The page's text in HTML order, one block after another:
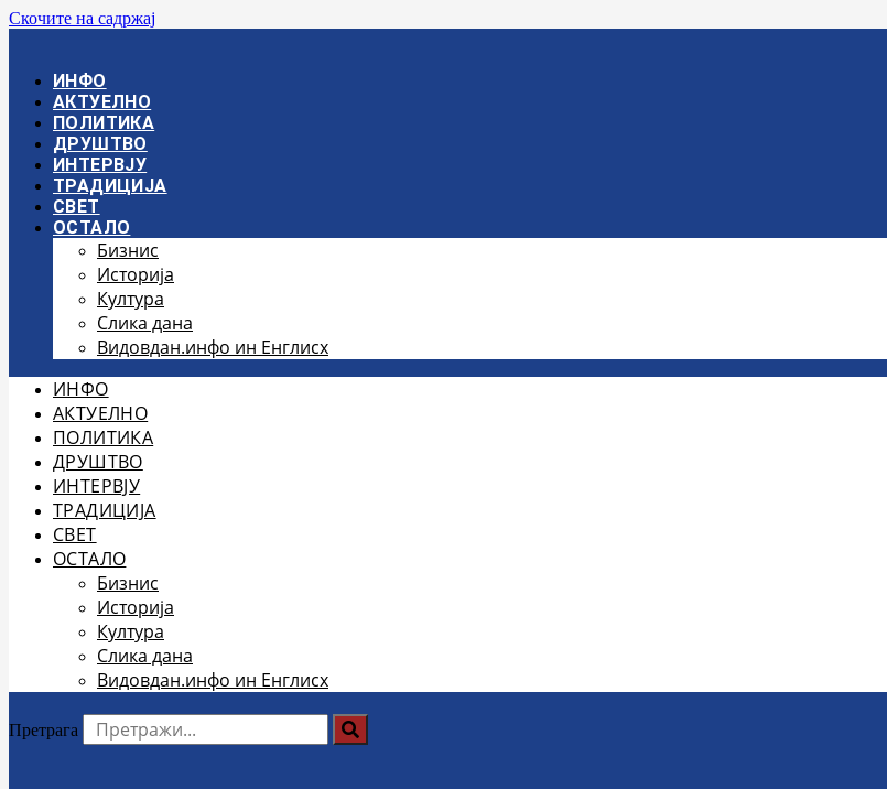
Скочите на садржај
ИНФО
АКТУЕЛНО
ПОЛИТИКА
ДРУШТВО
ИНТЕРВЈУ
ТРАДИЦИЈА
СВЕТ
ОСТАЛО
Бизнис
Историја
Култура
Слика дана
Видовдан.инфо ин Енглисх
ИНФО
АКТУЕЛНО
ПОЛИТИКА
ДРУШТВО
ИНТЕРВЈУ
ТРАДИЦИЈА
СВЕТ
ОСТАЛО
Бизнис
Историја
Култура
Слика дана
Видовдан.инфо ин Енглисх
Претрага